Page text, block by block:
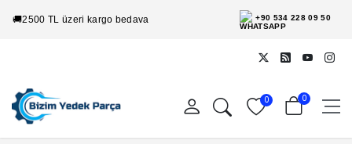
🚚2500 TL üzeri kargo bedava +90 534 228 09 50
0 0